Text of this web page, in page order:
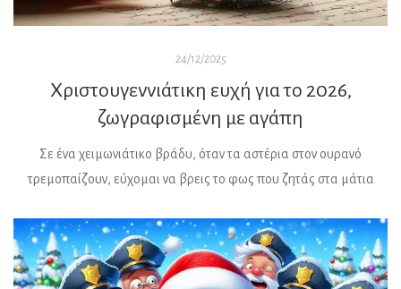
24/12/2025
Χριστουγεννιάτικη ευχή για το 2026,
ζωγραφισμένη με αγάπη
Σε ένα χειμωνιάτικο βράδυ, όταν τα αστέρια στον ουρανό
τρεμοπαίζουν, εύχομαι να βρεις το φως που ζητάς στα μάτια
παλιό παραμύθι, γεμάτο θαύματα, καμπάνας ήχους, και την
ζεστή γλύκα της συντροφιάς Για το 2026, μια ευχή λίγο
διαφορετική: Να ανοίξεις χωρίς φόβο νέες πόρτες, να […]